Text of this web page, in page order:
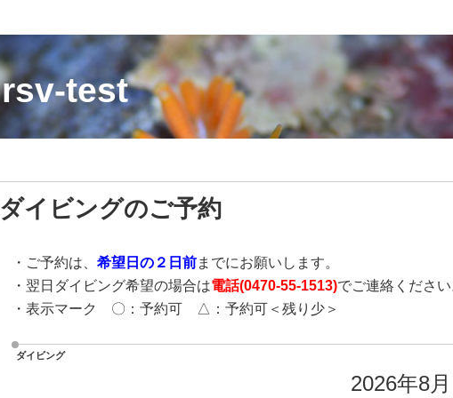
rsv-test
ダイビングのご予約
・ご予約は、 希望日の２日前までにお願いします。
・翌日ダイビング希望の場合は電話(0470-55-1513)でご連絡くださ
・表示マーク 〇：予約可 △：予約可＜残り少＞
ダイビング
2026年8月